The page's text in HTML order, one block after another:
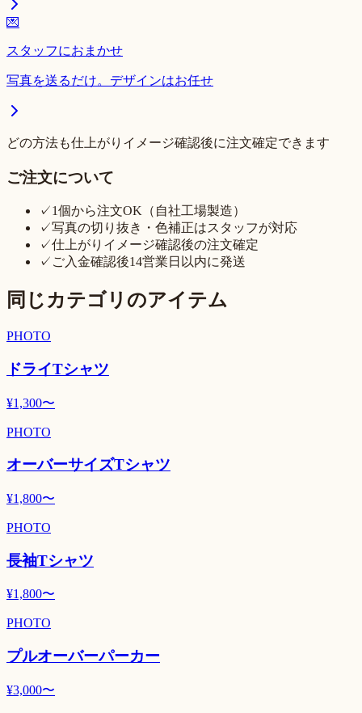
💌
スタッフにおまかせ
写真を送るだけ。デザインはお任せ
どの方法も仕上がりイメージ確認後に注文確定できます
ご注文について
✓1個から注文OK（自社工場製造）
✓写真の切り抜き・色補正はスタッフが対応
✓仕上がりイメージ確認後の注文確定
✓ ご入金確認後14営業日以内に発送
同じカテゴリのアイテム
PHOTO
ドライTシャツ
¥1,300〜
PHOTO
オーバーサイズTシャツ
¥1,800〜
PHOTO
長袖Tシャツ
¥1,800〜
PHOTO
プルオーバーパーカー
¥3,000〜